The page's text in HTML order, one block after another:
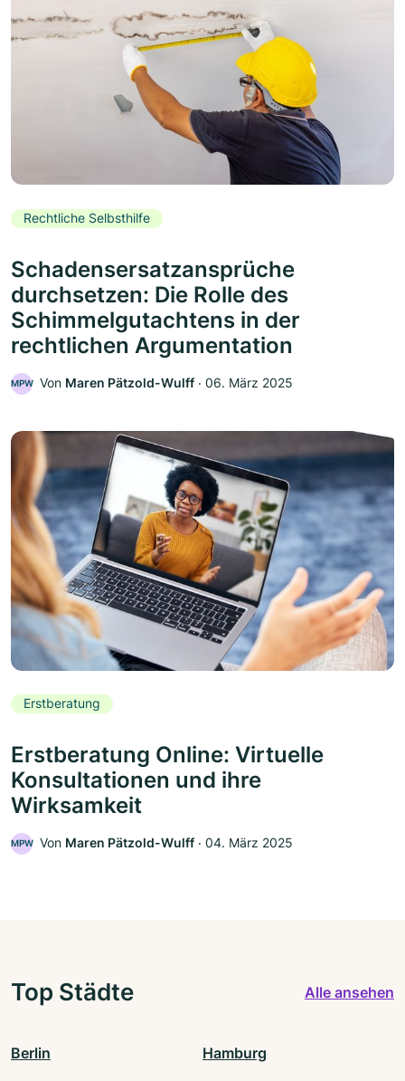
Rechtliche Selbsthilfe
Schadensersatzansprüche
durchsetzen: Die Rolle des
Schimmelgutachtens in der
rechtlichen Argumentation
MPW Von Maren Pätzold-Wulff ‧ 06. März 2025
Erstberatung
Erstberatung Online: Virtuelle
Konsultationen und ihre
Wirksamkeit
MPW Von Maren Pätzold-Wulff ‧ 04. März 2025
Top Städte Alle ansehen
Berlin Hamburg